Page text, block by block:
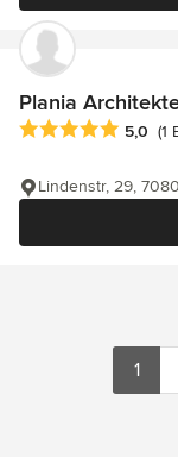
Plania
Durchschnittliche
5,0 (1
Lindenstr, 29,
1